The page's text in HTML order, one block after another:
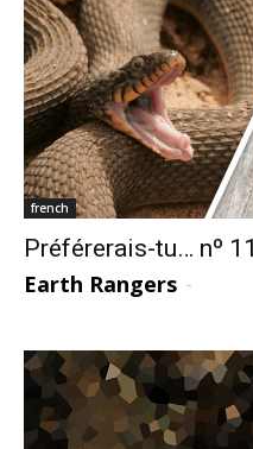
french
Préférerais-tu… nº 11
Earth Rangers -